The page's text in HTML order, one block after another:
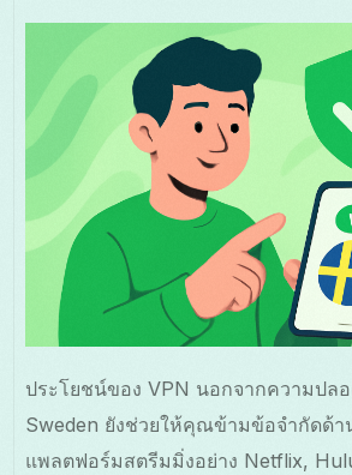
ประโยชน์ของ VPN นอกจากความปล
Sweden ยังช่วยให้คุณข้ามข้อจำกัดด้
แพลตฟอร์มสตรีมมิ่งอย่าง Netflix,